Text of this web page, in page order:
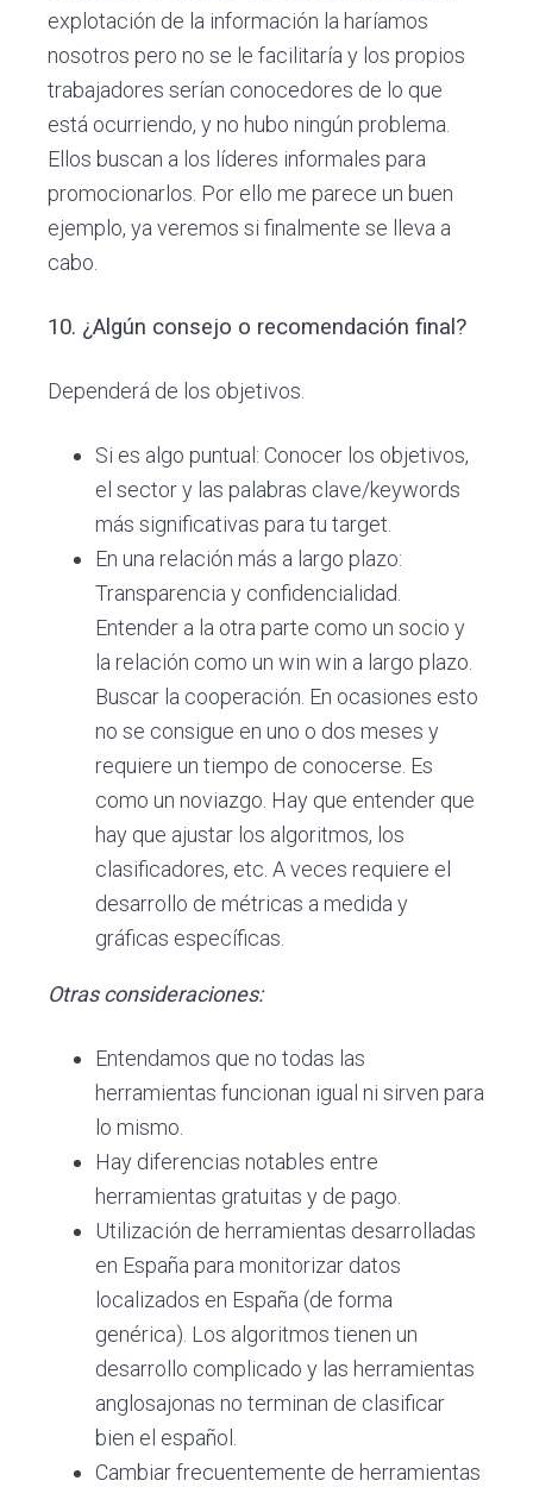
explotación de la información la haríamos
nosotros pero no se le facilitaría y los propios
trabajadores serían conocedores de lo que
está ocurriendo, y no hubo ningún problema.
Ellos buscan a los líderes informales para
promocionarlos. Por ello me parece un buen
ejemplo, ya veremos si finalmente se lleva a
cabo.
10. ¿Algún consejo o recomendación final?
Dependerá de los objetivos.
Si es algo puntual: Conocer los objetivos,
el sector y las palabras clave/keywords
más significativas para tu target.
En una relación más a largo plazo:
Transparencia y confidencialidad.
Entender a la otra parte como un socio y
la relación como un win win a largo plazo.
Buscar la cooperación. En ocasiones esto
no se consigue en uno o dos meses y
requiere un tiempo de conocerse. Es
como un noviazgo. Hay que entender que
hay que ajustar los algoritmos, los
clasificadores, etc. A veces requiere el
desarrollo de métricas a medida y
gráficas específicas.
Otras consideraciones:
Entendamos que no todas las
herramientas funcionan igual ni sirven para
lo mismo.
Hay diferencias notables entre
herramientas gratuitas y de pago.
Utilización de herramientas desarrolladas
en España para monitorizar datos
localizados en España (de forma
genérica). Los algoritmos tienen un
desarrollo complicado y las herramientas
anglosajonas no terminan de clasificar
bien el español.
Cambiar frecuentemente de herramientas